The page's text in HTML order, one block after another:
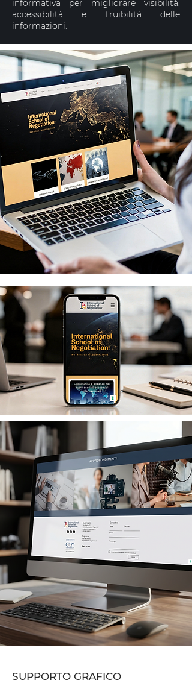
informativa per migliorare visibilità,
accessibilità e fruibilità delle
informazioni.
SUPPORTO GRAFICO